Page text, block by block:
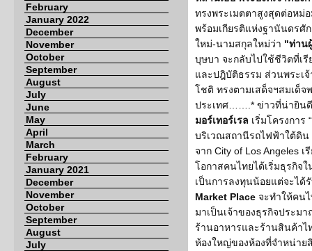
February
January 2022
December
November
October
September
August
July
June
May
April
March
February
January 2021
December
November
October
September
August
July
ทรงพระเมตตาสูงสุดต่อหม่
พร้อมเกียรติแห่งฐานันดรศั
ใหม่-นามสกุลใหม่ว่า "ท่าน
บุษบา จะกลับไปใช้ชีวิตที่เ
และปฎิบัติธรรม ส่วนพระเ
โชติ ทรงตามเสด็จฯสมเด็จ
ประเทศ…….* ข่าวที่น่ายิน
มอร์เทอร์เรล เริ่มโครงการ
บริเวณสถานีรถไฟฟ้าใต้ดิน
จาก City of Los Angeles
โอกาสคนไทยได้เริ่มธุรกิจ
เป็นการลงทุนน้อยแต่จะไ
Market Place จะทำให้คน
มาเป็นเจ้าของธุรกิจประม
ร้านอาหารและร้านสินค้าไ
ห้องใหญ่ของห้องที่จำหน่าย